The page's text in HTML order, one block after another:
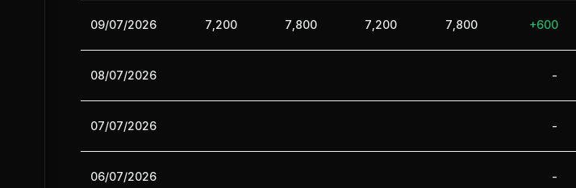
09/07/2026 7,200 7,800 7,200 7,800 +600
08/07/2026 -
07/07/2026 -
06/07/2026 -